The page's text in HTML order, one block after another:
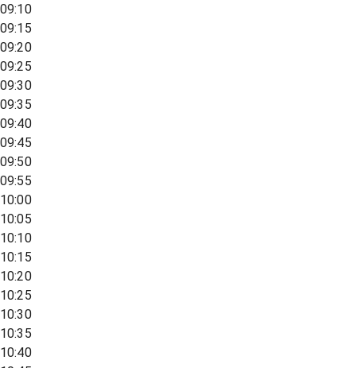
09:10
09:15
09:20
09:25
09:30
09:35
09:40
09:45
09:50
09:55
10:00
10:05
10:10
10:15
10:20
10:25
10:30
10:35
10:40